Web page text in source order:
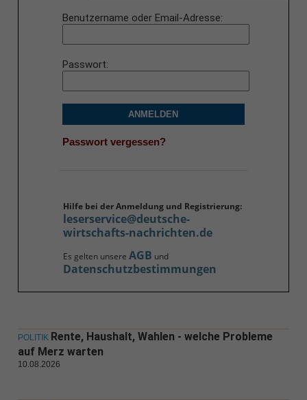
Benutzername oder Email-Adresse
Passwort
ANMELDEN
Passwort vergessen?
Hilfe bei der Anmeldung und Registrierung:
leserservice@deutsche-
wirtschafts-nachrichten.de
Es gelten unsere AGB und
Datenschutzbestimmungen
POLITIK Rente, Haushalt, Wahlen - welche Probleme
auf Merz warten
10.08.2026